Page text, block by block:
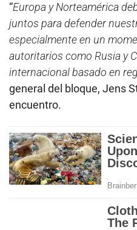
“Europa y Norteamérica
juntos para defender
especialmente en un
autoritarios como Rusia y
internacional basado en
general del bloque, Jens
encuentro.